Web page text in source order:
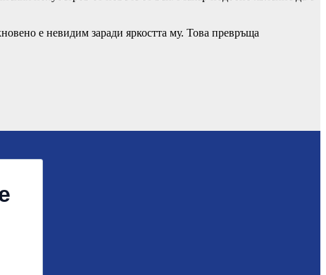
е невидим заради яркостта му. Това превръща